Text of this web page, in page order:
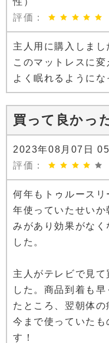
評価：
主人用に購入しまし
このマットレスに変
よく眠れるようにな
買って良かっ
2023年08月07日
評価：
何年もトゥルース
年使っていたせい
みがあり効果がなく
した。
主人がテレビで見
した。商品到着も
たところ、翌朝体の
今まで使っていた
す！